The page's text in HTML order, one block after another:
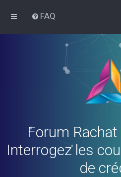
FAQ
Forum
Interrogez les
de